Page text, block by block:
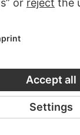
JEAN
Funerary
triumphal